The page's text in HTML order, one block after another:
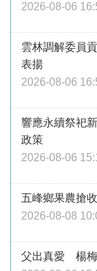
2026-08-06
雲林調解委員
表揚
2026-08-06
響應永續祭祀
政策
2026-08-06
五峰鄉果農搶
2026-08-08
父出真愛 楊梅